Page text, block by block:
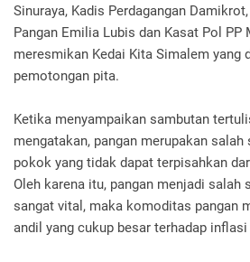
Sinuraya, Kadis Perdagangan
Pangan Emilia Lubis dan Kasat Pol PP
meresmikan Kedai Kita Simalem yang
pemotongan pita.
Ketika menyampaikan sambutan
mengatakan, pangan merupakan salah
pokok yang tidak dapat terpisahkan
Oleh karena itu, pangan menjadi salah
sangat vital, maka komoditas pangan
andil yang cukup besar terhadap